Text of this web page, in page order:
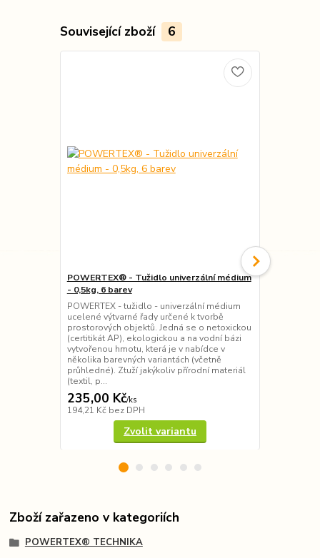
Související zboží 6
POWERTEX® - Tužidlo univerzální médium
- 0,5kg, 6 barev
POWERTEX - tužidlo - univerzální médium
ucelené výtvarné řady určené k tvorbě
prostorových objektů. Jedná se o netoxickou
(certitikát AP), ekologickou a na vodní bázi
vytvořenou hmotu, která je v nabídce v
několika barevných variantách (včetně
průhledné). Ztuží jakýkoliv přírodní materiál
(textil, p...
235,00 Kč/ks
194,21 Kč bez DPH
Zvolit variantu
Zboží zařazeno v kategoriích
POWERTEX® TECHNIKA